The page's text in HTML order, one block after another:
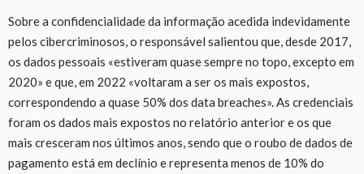
Sobre a confidencialidade da informação acedida indevidamente
pelos cibercriminosos, o responsável salientou que, desde 2017,
os dados pessoais «estiveram quase sempre no topo, excepto em
2020» e que, em 2022 «voltaram a ser os mais expostos,
correspondendo a quase 50% dos data breaches». As credenciais
foram os dados mais expostos no relatório anterior e os que
mais cresceram nos últimos anos, sendo que o roubo de dados de
pagamento está em declínio e representa menos de 10% do